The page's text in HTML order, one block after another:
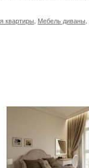
квартиры Мебель диваны